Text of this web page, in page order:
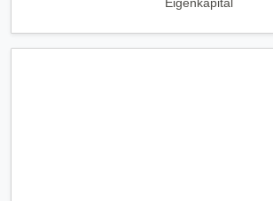
Eigenkapital